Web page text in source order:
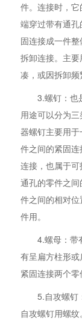
件。连接时，
端穿过带有通
固连接成一件
拆卸连接。主
凑，或因拆卸频
3.螺钉：也
用途可以分为
器螺钉主要用
件之间的紧固
连接，也属于
通孔的零件之
件之间的相对
件用。
4.螺母：带
有呈扁方柱形
紧固连接两个零
5.自攻螺钉
自攻螺钉用螺